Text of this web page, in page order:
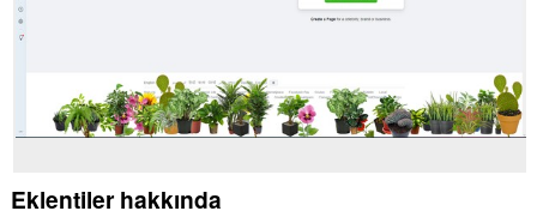
Eklentiler hakkında